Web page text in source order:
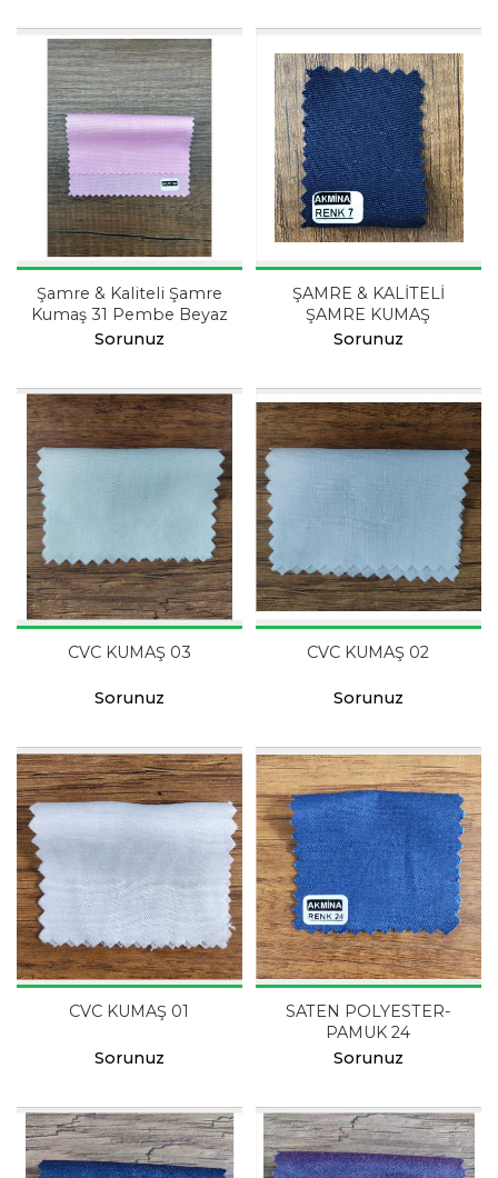
Şamre & Kaliteli Şamre
Kumaş 31 Pembe Beyaz
Sorunuz
ŞAMRE & KALİTELİ
ŞAMRE KUMAŞ
Sorunuz
CVC KUMAŞ 03
Sorunuz
CVC KUMAŞ 02
Sorunuz
CVC KUMAŞ 01
Sorunuz
SATEN POLYESTER-
PAMUK 24
Sorunuz